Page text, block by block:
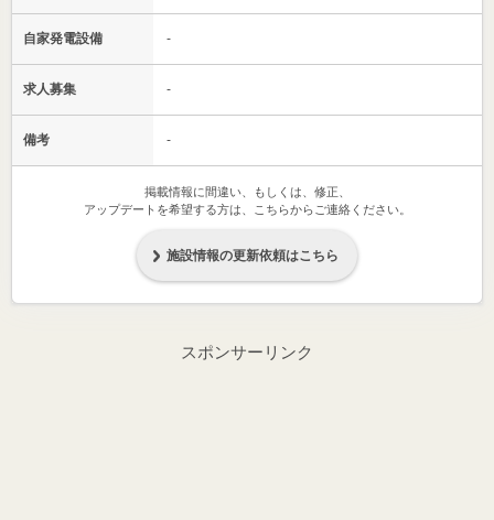
自家発電設備 -
求人募集 -
備考 -
掲載情報に間違い、もしくは、修正、
アップデートを希望する方は、こちらからご連絡ください。
施設情報の更新依頼はこちら
スポンサーリンク